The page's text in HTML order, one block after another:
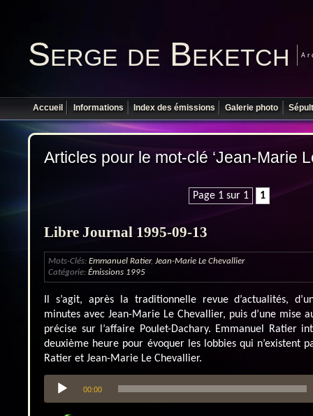
Serge de Beketch
Accueil Informations Index des émissions Galerie photo
Articles pour le mot-clé ‘Jean-Marie
Page 1 sur 1 1
Libre Journal 1995-09-13
Mots-Clés: Emmanuel Ratier, Jean-Marie Le Chevallier
Catégorie: Émissions 1995
Il s’agit, après la traditionnelle revue d’actualités,
minutes avec Jean-Marie Le Chevallier, puis d’une mise
précise sur l’affaire Poulet-Dachary. Emmanuel Ratier
deuxième heure pour évoquer les lobbies qui n’existent
Ratier et Jean-Marie Le Chevallier.
Lecteur
audio
00:00